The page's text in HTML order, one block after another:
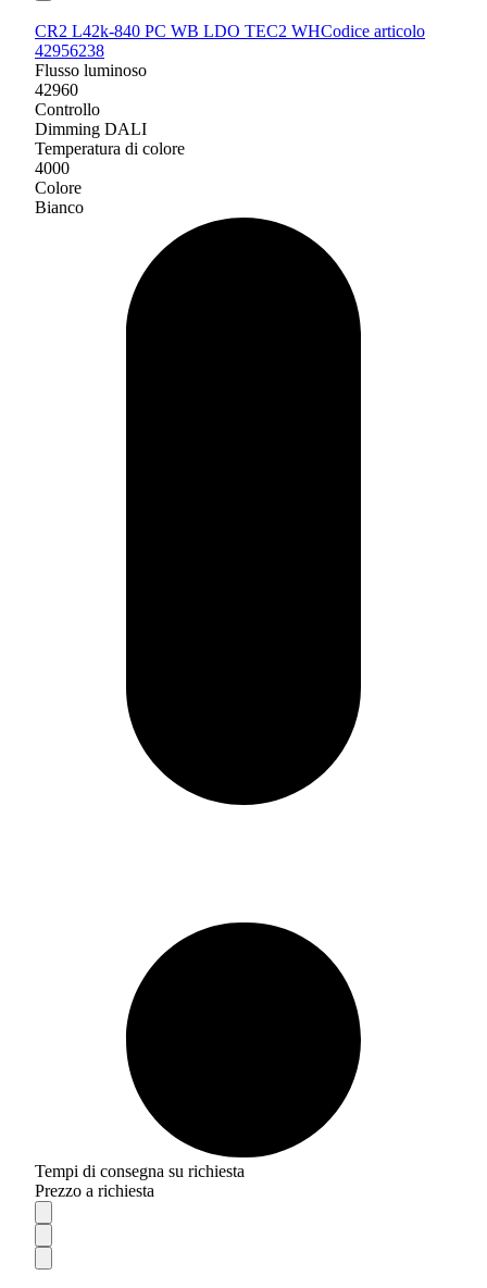
CR2 L42k-840 PC WB LDO TEC2 WHCodice articolo
42956238
Flusso luminoso
42960
Controllo
Dimming DALI
Temperatura di colore
4000
Colore
Bianco
Tempi di consegna su richiesta
Prezzo a richiesta